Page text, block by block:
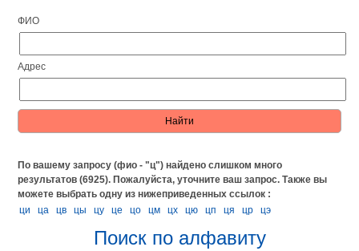
ФИО
Адрес
По вашему запросу (фио - "ц") найдено слишком много
результатов (6925). Пожалуйста, уточните ваш запрос.Также вы
можете выбрать одну из нижеприведенных ссылок :
ци
ца цв цы цу це цо цм цх цю цп ця цр цэ
Поиск по алфавиту